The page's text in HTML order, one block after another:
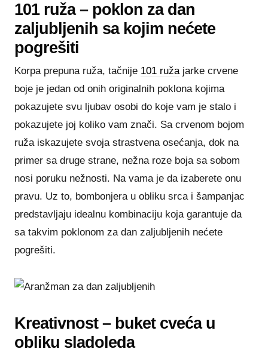
101 ruža – poklon za dan
zaljubljenih sa kojim nećete
pogrešiti
Korpa prepuna ruža, tačnije 101 ružajarke crvene
boje je jedan od onih originalnih poklona kojima
pokazujete svu ljubav osobi do koje vam je stalo i
pokazujete joj koliko vam znači. Sa crvenom bojom
ruža iskazujete svoja strastvena osećanja, dok na
primer sa druge strane, nežna roze boja sa sobom
nosi poruku nežnosti. Na vama je da izaberete onu
pravu. Uz to, bombonjera u obliku srca i šampanjac
predstavljaju idealnu kombinaciju koja garantuje da
sa takvim poklonom za dan zaljubljenih nećete
pogrešiti.
Kreativnost – buket cveća u
obliku sladoleda